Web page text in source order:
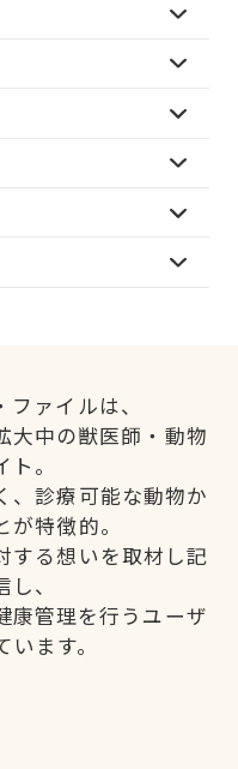
ァイルは、
大中の獣医師・動物
。
、診療可能な動物か
特徴的。
する想いを取材し記
、
康管理を行うユーザ
ます。